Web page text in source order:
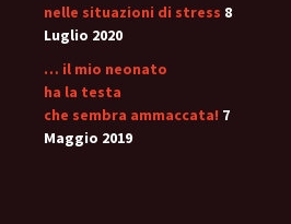
nelle situazioni di stress 8
Luglio 2020
… il mio neonato
ha la testa
che sembra ammaccata! 7
Maggio 2019